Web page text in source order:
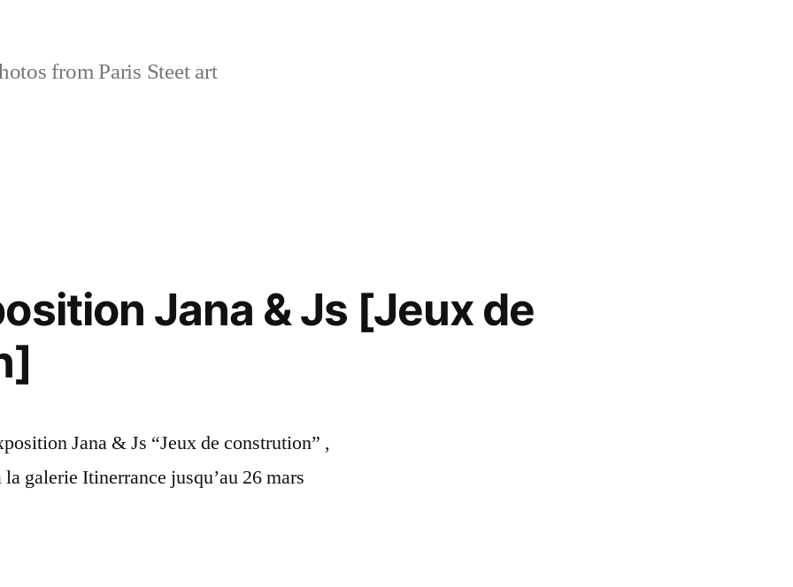
from Paris Steet art
Jana & Js [Jeux de
Jana & Js “Jeux de constrution” ,
galerie Itinerrance jusqu’au 26 mars